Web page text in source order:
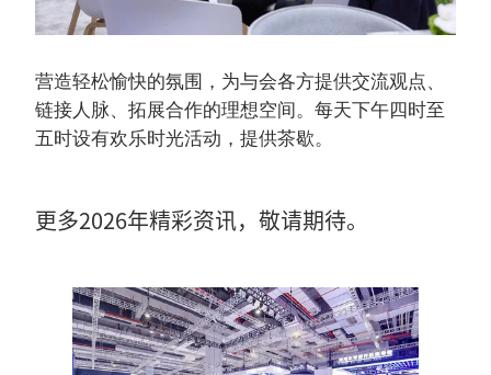
营造轻松愉快的氛围，为与会各方提供交流观点、
链接人脉、拓展合作的理想空间。每天下午四时至
五时设有欢乐时光活动，提供茶歇。
更多2026年精彩资讯，敬请期待。